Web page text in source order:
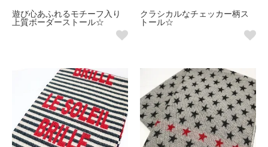
遊び心あふれるモチーフ入り
上質ボーダーストール☆
クラシカルなチェッカー柄ス
トール☆